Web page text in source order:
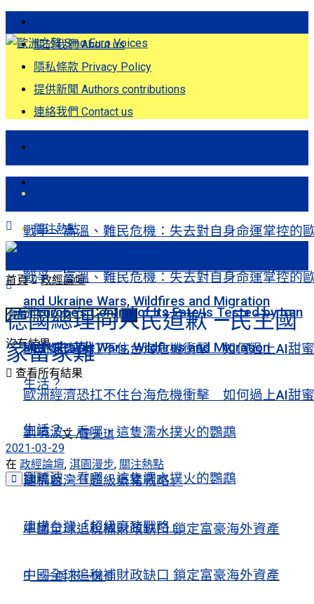
關於我們 About us
隱私條款 Privacy Policy
提供新聞 Authors contributions
連絡我們 Contact us
戰爭、高溫、難民危機：失去對自身命運掌控的
and Ukraine Wars, Wildfires and Migration
歐洲經濟恐扛不住台海危機衝擊 如何過上AI甜蜜
生活？
劉曉波：看哪，這隻濡水撲火的鸚鵡
建構台灣「超級豪豬戰略」
中國全球追稅補財政缺口 鎖定富豪海外資產
上一個 下一個
關注熱點
戰爭、高溫、難民危機：失去對自身命運掌控的
洲Europe’s Control of Its Fate Is Tested by Iran
and Ukraine Wars, Wildfires and Migration
歐洲經濟恐扛不住台海危機衝擊 如何過上AI甜蜜
生活？
劉曉波：看哪，這隻濡水撲火的鸚鵡
建構台灣「超級豪豬戰略」
中國全球追稅補財政缺口 鎖定富豪海外資產
沒有結果
查看所有結果
首頁 政經論壇
德國總理向人民道歉 —民主國
家當家難
文 /廖天琪
2021-03-29
在 政經論壇, 淇園漫步, 關注熱點